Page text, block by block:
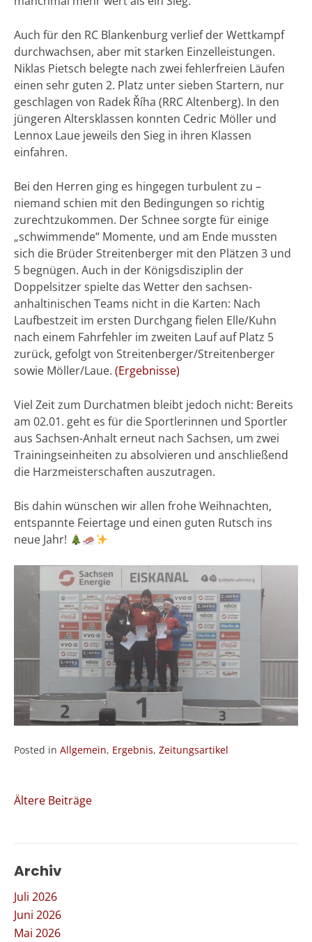
Auch für den RC Blankenburg verlief der Wettkampf
durchwachsen, aber mit starken Einzelleistungen.
Niklas Pietsch belegte nach zwei fehlerfreien Läufen
einen sehr guten 2. Platz unter sieben Startern, nur
geschlagen von Radek Říha (RRC Altenberg). In den
jüngeren Altersklassen konnten Cedric Möller und
Lennox Laue jeweils den Sieg in ihren Klassen
einfahren.
Bei den Herren ging es hingegen turbulent zu –
niemand schien mit den Bedingungen so richtig
zurechtzukommen. Der Schnee sorgte für einige
„schwimmende“ Momente, und am Ende mussten
sich die Brüder Streitenberger mit den Plätzen 3 und
5 begnügen. Auch in der Königsdisziplin der
Doppelsitzer spielte das Wetter den sachsen-
anhaltinischen Teams nicht in die Karten: Nach
Laufbestzeit im ersten Durchgang fielen Elle/Kuhn
nach einem Fahrfehler im zweiten Lauf auf Platz 5
zurück, gefolgt von Streitenberger/Streitenberger
sowie Möller/Laue. (Ergebnisse)
Viel Zeit zum Durchatmen bleibt jedoch nicht: Bereits
am 02.01. geht es für die Sportlerinnen und Sportler
aus Sachsen-Anhalt erneut nach Sachsen, um zwei
Trainingseinheiten zu absolvieren und anschließend
die Harzmeisterschaften auszutragen.
Bis dahin wünschen wir allen frohe Weihnachten,
entspannte Feiertage und einen guten Rutsch ins
neue Jahr!
Posted in Allgemein, Ergebnis, Zeitungsartikel
Beitragsnavigation
Ältere Beiträge
Archiv
Juli 2026
Juni 2026
Mai 2026